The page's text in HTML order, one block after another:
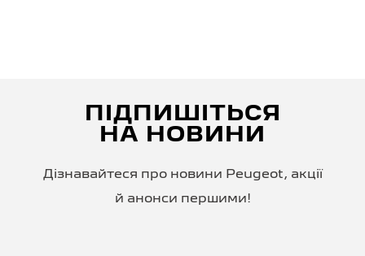
ПІДПИШІТЬСЯ
НА НОВИНИ
Дізнавайтеся про новини Peugeot, акції
й анонси першими!